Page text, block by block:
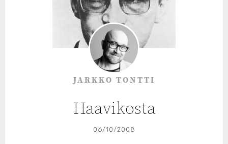
JARKKO TONTTI
Haavikosta
06/10/2008